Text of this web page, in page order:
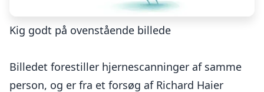
Kig godt på ovenstående billede
Billedet forestiller hjernescanninger af samme
person, og er fra et forsøg af Richard Haier